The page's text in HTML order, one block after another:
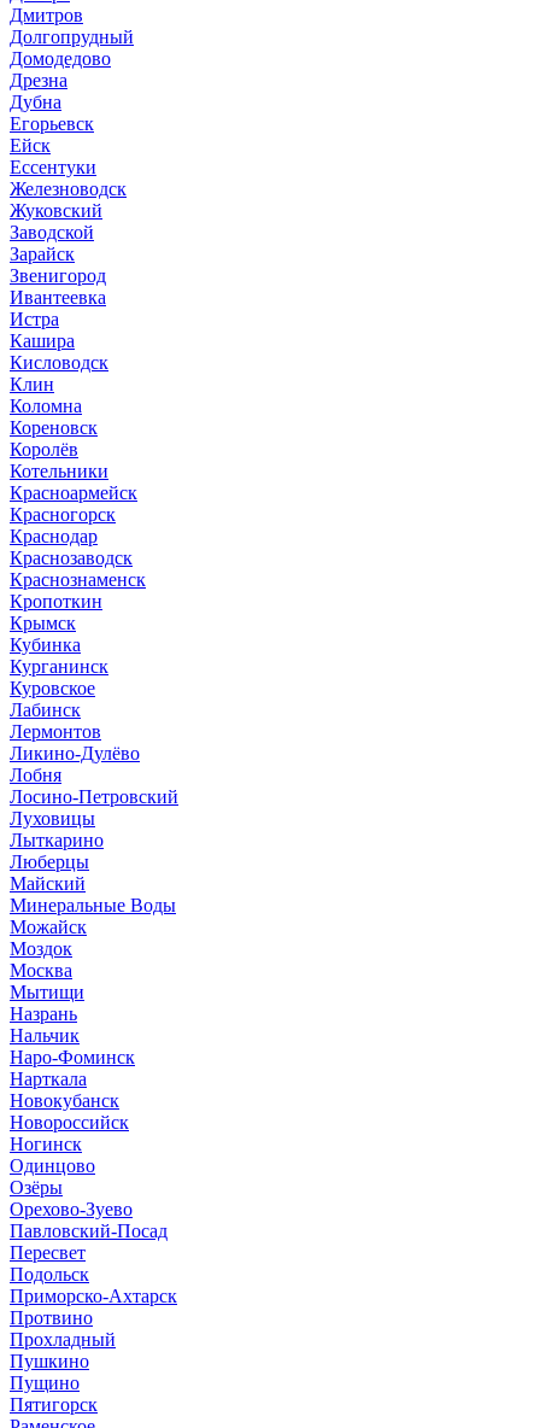
Дмитров
Долгопрудный
Домодедово
Дрезна
Дубна
Егорьевск
Ейск
Ессентуки
Железноводск
Жуковский
Заводской
Зарайск
Звенигород
Ивантеевка
Истра
Кашира
Кисловодск
Клин
Коломна
Кореновск
Королёв
Котельники
Красноармейск
Красногорск
Краснодар
Краснозаводск
Краснознаменск
Кропоткин
Крымск
Кубинка
Курганинск
Куровское
Лабинск
Лермонтов
Ликино-Дулёво
Лобня
Лосино-Петровский
Луховицы
Лыткарино
Люберцы
Майский
Минеральные Воды
Можайск
Моздок
Москва
Мытищи
Назрань
Нальчик
Наро-Фоминск
Нарткала
Новокубанск
Новороссийск
Ногинск
Одинцово
Озёры
Орехово-Зуево
Павловский-Посад
Пересвет
Подольск
Приморско-Ахтарск
Протвино
Прохладный
Пушкино
Пущино
Пятигорск